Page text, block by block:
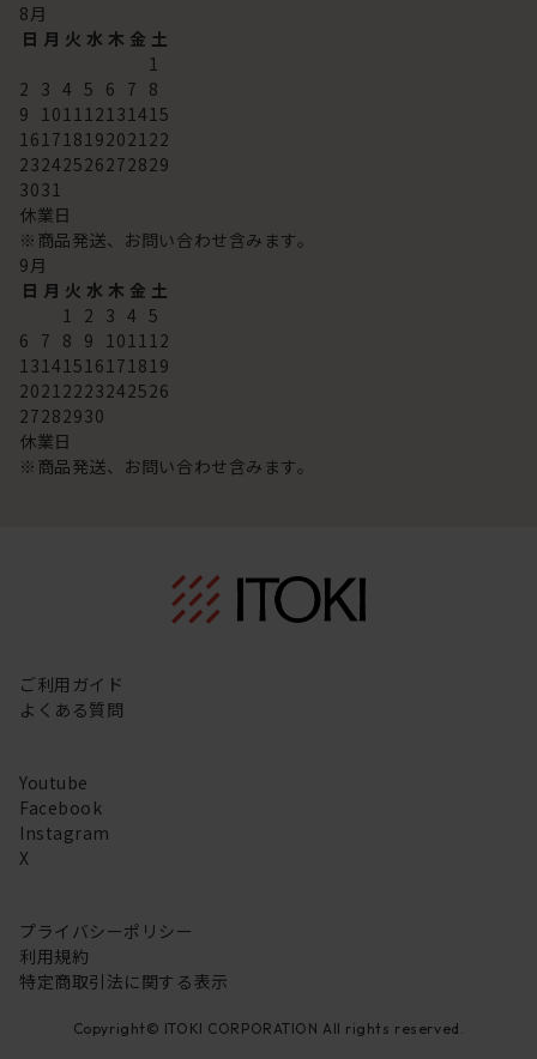
8月
日 月 火 水 木 金 土
1
2 3 4 5 6 7 8
9 101112131415
16171819202122
23242526272829
3031
休業日
※商品発送、お問い合わせ含みます。
9月
日 月 火 水 木 金 土
1 2 3 4 5
6 7 8 9 101112
13141516171819
20212223242526
27282930
休業日
※商品発送、お問い合わせ含みます。
ご利用ガイド
よくある質問
Youtube
Facebook
Instagram
X
プライバシーポリシー
利用規約
特定商取引法に関する表示
Copyright© ITOKI CORPORATION All rights reserved.